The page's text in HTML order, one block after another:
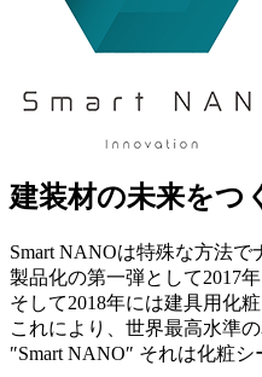
建装材の未来をつ
Smart NANOは特殊な方法
製品化の第一弾として2017
そして2018年には建具用化
これにより、世界最高水準
″Smart NANO″ それは化粧